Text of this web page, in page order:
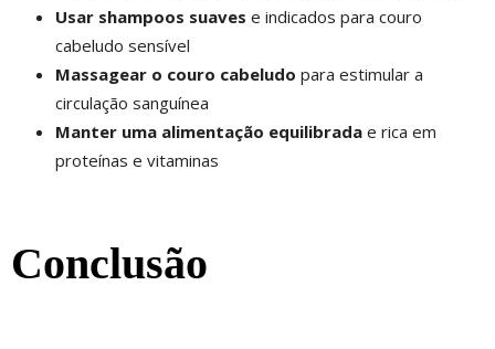
Usar shampoos suaves e indicados para couro
cabeludo sensível
Massagear o couro cabeludo para estimular a
circulação sanguínea
Manter uma alimentação equilibrada e rica em
proteínas e vitaminas
Conclusão